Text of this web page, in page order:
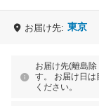
お届け先: 東京
お届け先(離島
す。 お届け日
ください。